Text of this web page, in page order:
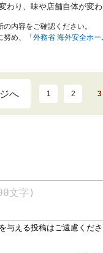
わり、味や店舗自体が変わ
内容をご確認ください。
め、「 外務省 海外安全ホー
へ 1 2 3